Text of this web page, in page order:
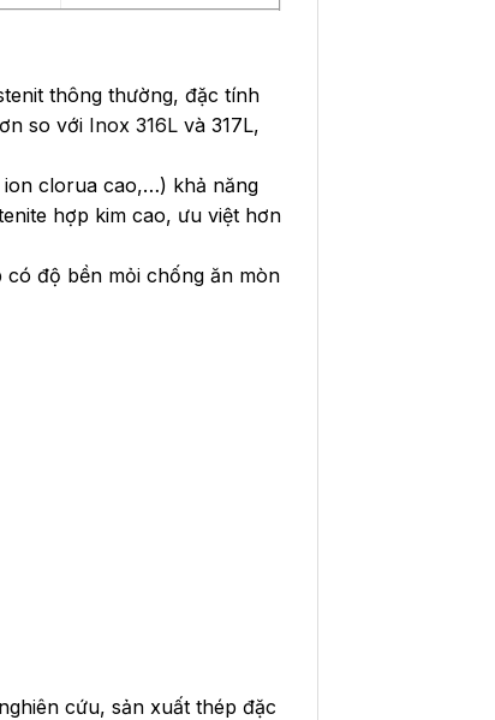
thông thường, đặc tính
so với Inox 316L và 317L,
ion clorua cao,…) khả năng
hợp kim cao, ưu việt hơn
có độ bền mỏi chống ăn mòn
cứu, sản xuất thép đặc